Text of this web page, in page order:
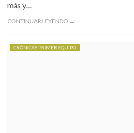
más y…
CONTINUAR LEYENDO →
CRÓNICAS PRIMER EQUIPO